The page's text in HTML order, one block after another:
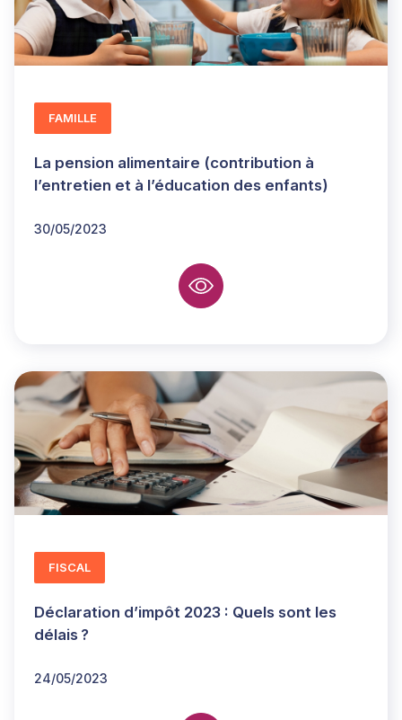
La pension alimentaire (contribution à
l’entretien et à l’éducation des enfants)
30/05/2023
FAMILLE
Déclaration d’impôt 2023 : Quels sont les
délais ?
24/05/2023
FISCAL